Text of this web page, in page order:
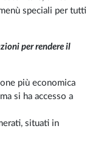
speciali per tutti
per rendere il
più economica
si ha accesso a
situati in